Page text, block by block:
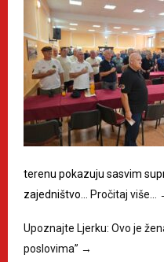
terenu pokazuju sasvim
zajedništvo… Pročitaj više…
Upoznajte Ljerku: Ovo je
poslovima” →